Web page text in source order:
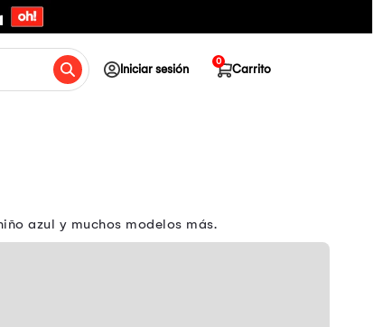
Iniciar sesión Carrito
0
azul y muchos modelos más.